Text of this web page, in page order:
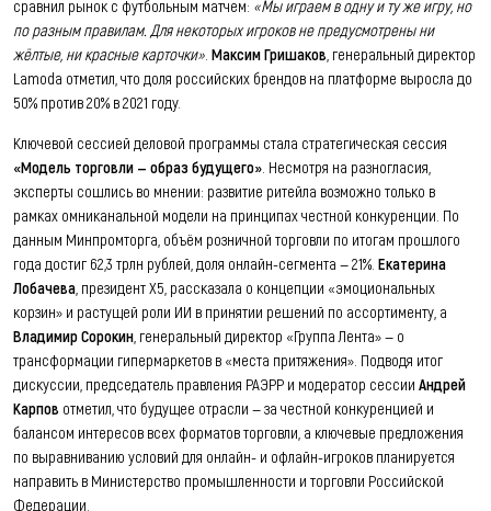
сравнил рынок с футбольным матчем: «Мы играем в одну и ту же игру, но
по разным правилам. Для некоторых игроков не предусмотрены ни
жёлтые, ни красные карточки» Максим Гришаков , генеральный директор
Lamoda отметил, что доля российских брендов на платформе выросла до
50% против 20% в 2021 году.
Ключевой сессией деловой программы стала стратегическая сессия
«Модель торговли — образ будущего» . Несмотря на разногласия,
эксперты сошлись во мнении: развитие ритейла возможно только в
рамках омниканальной модели на принципах честной конкуренции. По
данным Минпромторга, объём розничной торговли по итогам прошлого
года достиг 62,3 трлн рублей, доля онлайн-сегмента — 21%. Екатерина
Лобачева , президент Х5, рассказала о концепции «эмоциональных
корзин» и растущей роли ИИ в принятии решений по ассортименту, а
Владимир Сорокин , генеральный директор «Группа Лента» — о
трансформации гипермаркетов в «места притяжения». Подводя итог
дискуссии, председатель правления РАЭРР и модератор сессии Андрей
Карпов отметил, что будущее отрасли — за честной конкуренцией и
балансом интересов всех форматов торговли, а ключевые предложения
по выравниванию условий для онлайн- и офлайн-игроков планируется
направить в Министерство промышленности и торговли Российской
Федерации.